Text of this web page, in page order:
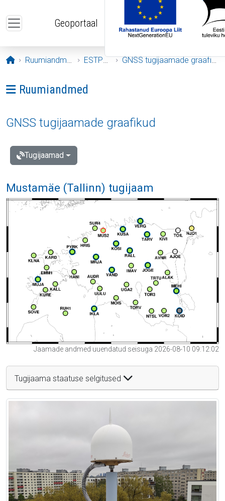
Geoportaal
Avaleht
Ruumiandmed ESTPOS GNSS tugijaamade graafikud
Ava menüü: Ruumiandmed
Ruumiandmed
GNSS tugijaamade graafikud
Tugijaamad
Mustamäe (Tallinn) tugijaam
Jaamade andmed uuendatud seisuga 2026-08-10 09:12:02
Tugijaama staatuse selgitused